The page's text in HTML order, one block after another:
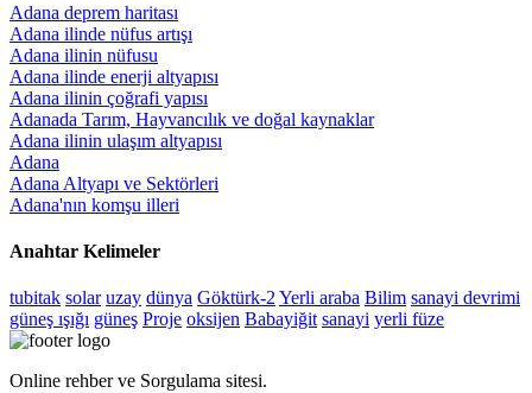
Adana deprem haritası
Adana ilinde nüfus artışı
Adana ilinin nüfusu
Adana ilinde enerji altyapısı
Adana ilinin çoğrafi yapısı
Adanada Tarım, Hayvancılık ve doğal kaynaklar
Adana ilinin ulaşım altyapısı
Adana
Adana Altyapı ve Sektörleri
Adana'nın komşu illeri
Anahtar Kelimeler
tubitak solar uzay dünya Göktürk-2 Yerli araba Bilim sanayi devrimi
güneş ışığı güneş Proje oksijen Babayiğit sanayi yerli füze
Online rehber ve Sorgulama sitesi.